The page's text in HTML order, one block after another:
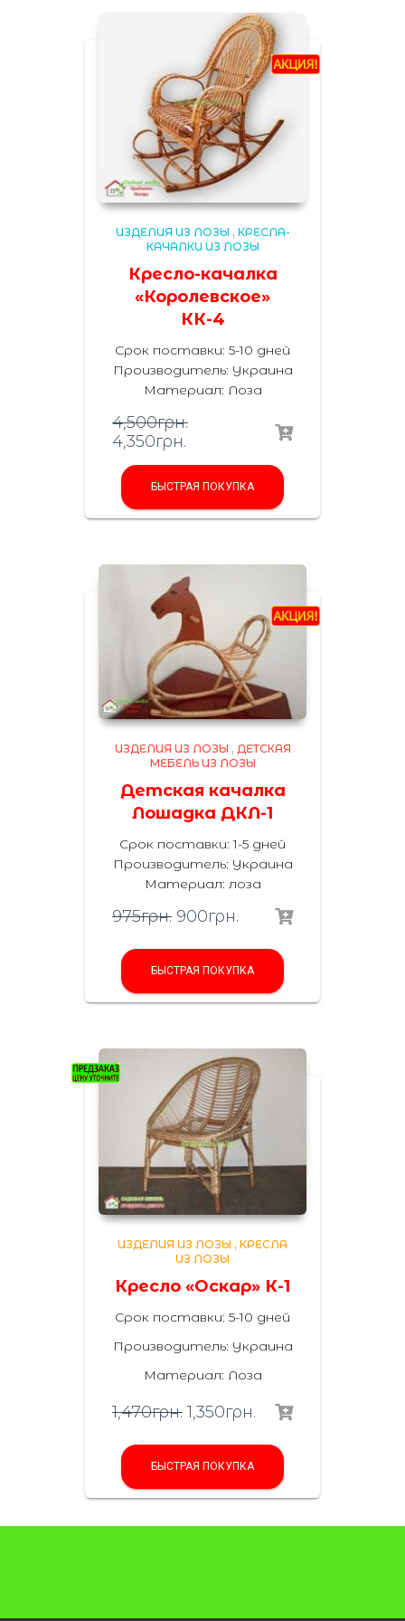
ИЗДЕЛИЯ ИЗ ЛОЗЫ , КРЕСЛА-
КАЧАЛКИ ИЗ ЛОЗЫ
Кресло-качалка
«Королевское»
КК-4
Срок поставки: 5-10 дней
Производитель: Украина
Материал: Лоза
4,500грн.
4,350грн.
БЫСТРАЯ ПОКУПКА
ИЗДЕЛИЯ ИЗ ЛОЗЫ , ДЕТСКАЯ
МЕБЕЛЬ ИЗ ЛОЗЫ
Детская качалка
Лошадка ДКЛ-1
Срок поставки: 1-5 дней
Производитель: Украина
Материал: лоза
975грн. 900грн.
БЫСТРАЯ ПОКУПКА
ИЗДЕЛИЯ ИЗ ЛОЗЫ , КРЕСЛА
ИЗ ЛОЗЫ
Кресло «Оскар» К-1
Срок поставки: 5-10 дней
Производитель: Украина
Материал: Лоза
1,470грн. 1,350грн.
БЫСТРАЯ ПОКУПКА